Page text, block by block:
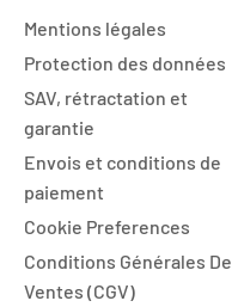
Mentions légales
Protection des données
SAV, rétractation et
garantie
Envois et conditions de
paiement
Cookie Preferences
Conditions Générales De
Ventes (CGV)